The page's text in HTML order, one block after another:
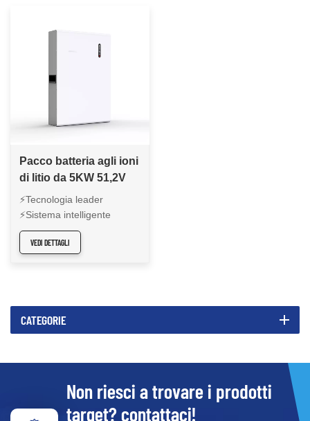
Pacco batteria agli ioni
di litio da 5KW 51,2V
montato a parete CFE-
WL-5
⚡Tecnologia leader
⚡Sistema intelligente
completo ⚡Affidabilità ultra
sicura ⚡Alta qualità e
VEDI DETTAGLI
CATEGORIE
Non riesci a trovare i prodotti
target? contattaci!